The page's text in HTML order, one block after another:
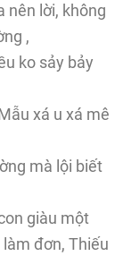
nên lời, không
,
ko sảy bảy
xá u xá mê
mà lội biết
giàu một
đơn, Thiếu